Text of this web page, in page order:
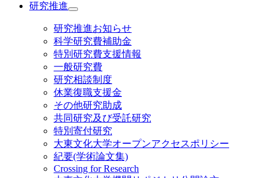
研究推進
研究推進お知らせ
科学研究費補助金
特別研究費支援情報
一般研究費
研究相談制度
休業復職支援金
その他研究助成
共同研究及び受託研究
特別寄付研究
大東文化大学オープンアクセスポリシー
紀要(学術論文集)
Crossing for Research